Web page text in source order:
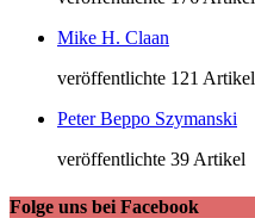
Mike H. Claan
veröffentlichte 121 Artikel
Peter Beppo Szymanski
veröffentlichte 39 Artikel
Folge uns bei Facebook